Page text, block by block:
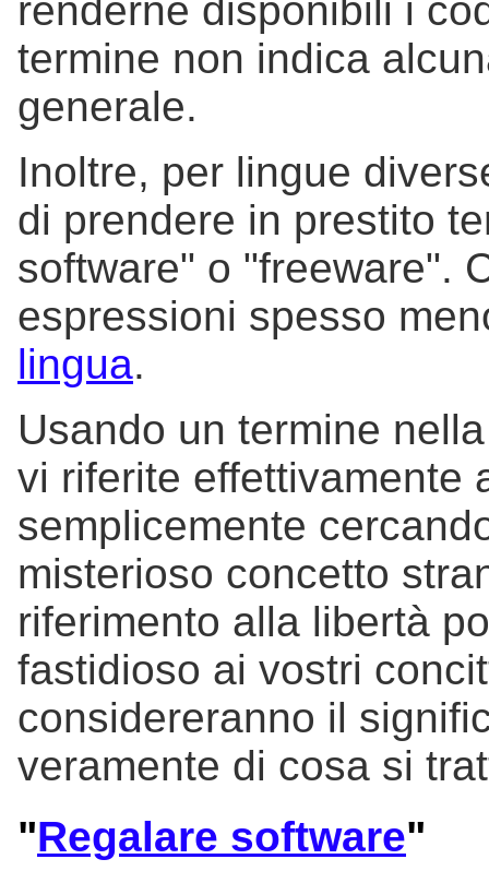
renderne disponibili i
termine non indica
generale.
Inoltre, per lingue
di prendere in prestito
software" o "freeware".
espressioni spesso
lingua.
Usando un termine
vi riferite effettivamente
semplicemente
misterioso concetto
riferimento alla libertà
fastidioso ai vostri
considereranno il
veramente di cosa si
"Regalare software"